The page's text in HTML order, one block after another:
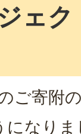
ェ
ご寄附
になりま